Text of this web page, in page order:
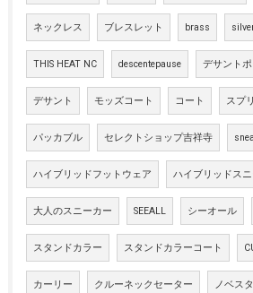
ネックレス ブレスレット brass
THIS HEAT NC descentepause デサント
デサント モッズコート コート スプ
パッカブル セレクトショップ吉祥寺
ハイブリッドフットウェア ハイブリッドス
大人のスニーカー SEEALL シーオール
スタンドカラー スタンドカラーコート
カーリー クルーネックセーター ノベスタ